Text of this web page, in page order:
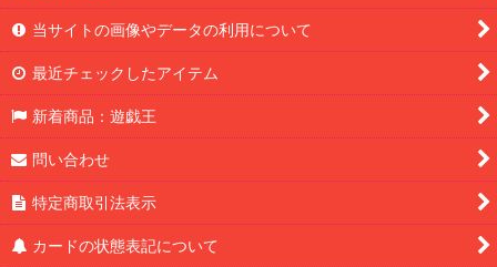
当サイトの画像やデータの利用について
最近チェックしたアイテム
新着商品：遊戯王
問い合わせ
特定商取引法表示
カードの状態表記について